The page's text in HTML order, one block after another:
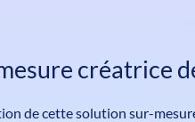
créatrice
de cette solution sur-